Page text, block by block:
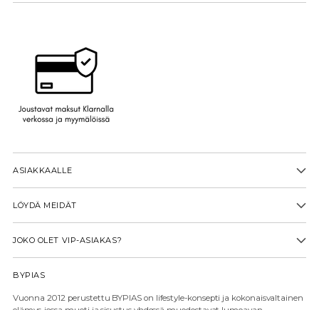
ASIAKKAALLE
LÖYDÄ MEIDÄT
JOKO OLET VIP-ASIAKAS?
BYPIAS
Vuonna 2012 perustettu BYPIAS on lifestyle-konsepti ja kokonaisvaltainen